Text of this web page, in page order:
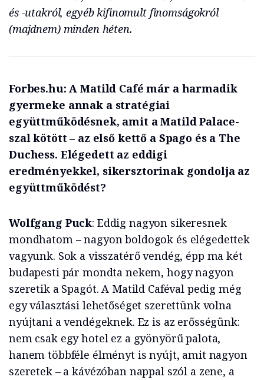
és -utakról, egyéb kifinomult finomságokról
(majdnem) minden héten.
Forbes.hu: A Matild Café már a harmadik
gyermeke annak a stratégiai
együttműködésnek, amit a Matild Palace-
szal kötött – az első kettő a Spago és a The
Duchess. Elégedett az eddigi
eredményekkel, sikersztorinak gondolja az
együttműködést?
Wolfgang Puck: Eddig nagyon sikeresnek
mondhatom – nagyon boldogok és elégedettek
vagyunk. Sok a visszatérő vendég, épp ma két
budapesti pár mondta nekem, hogy nagyon
szeretik a Spagót. A Matild Caféval pedig még
egy választási lehetőséget szerettünk volna
nyújtani a vendégeknek. Ez is az erősségünk:
nem csak egy hotel ez a gyönyörű palota,
hanem többféle élményt is nyújt, amit nagyon
szeretek – a kávézóban nappal szól a zene, a